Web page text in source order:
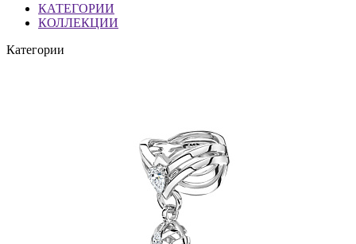
КАТЕГОРИИ
КОЛЛЕКЦИИ
Категории